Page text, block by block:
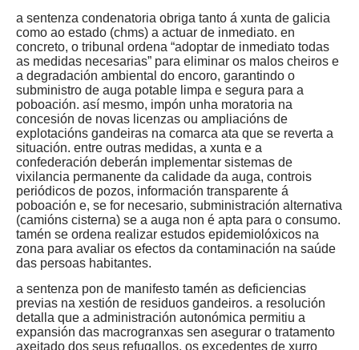
a sentenza condenatoria obriga tanto á xunta de galicia
como ao estado (chms) a actuar de inmediato. en
concreto, o tribunal ordena “adoptar de inmediato todas
as medidas necesarias” para eliminar os malos cheiros e
a degradación ambiental do encoro, garantindo o
subministro de auga potable limpa e segura para a
poboación. así mesmo, impón unha moratoria na
concesión de novas licenzas ou ampliacións de
explotacións gandeiras na comarca ata que se reverta a
situación. entre outras medidas, a xunta e a
confederación deberán implementar sistemas de
vixilancia permanente da calidade da auga, controis
periódicos de pozos, información transparente á
poboación e, se for necesario, subministración alternativa
(camións cisterna) se a auga non é apta para o consumo.
tamén se ordena realizar estudos epidemiolóxicos na
zona para avaliar os efectos da contaminación na saúde
das persoas habitantes.
a sentenza pon de manifesto tamén as deficiencias
previas na xestión de residuos gandeiros. a resolución
detalla que a administración autonómica permitiu a
expansión das macrogranxas sen asegurar o tratamento
axeitado dos seus refugallos. os excedentes de xurro